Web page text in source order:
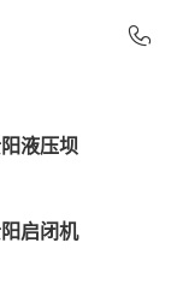
液压坝
启闭机